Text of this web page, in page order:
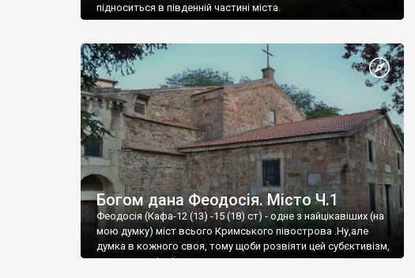
підноситься в південній частині міста.
Богом дана Феодосія. Місто Ч.1
Феодосія (Кафа-12 (13) -15 (18) ст) - одне з найцікавіших (на
мою думку) міст всього Кримського півострова .Ну,але
думка в кожного своя, тому щоби розвіяти цей субєктивізм,
запрошую відвідати це